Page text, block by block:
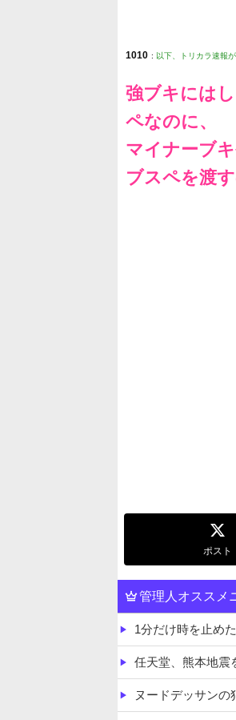
1010 : 以下、トリカラ速報
強ブキには
ペなのに、
マイナーブ
ブスペを渡
ポスト
管理人オススメ
1分だけ時を止め
任天堂、熊本地震
ヌードデッサンの